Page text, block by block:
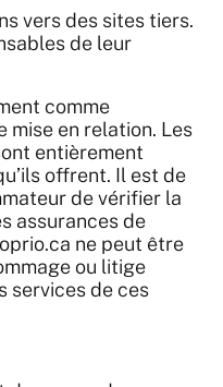
vers des sites tiers.
de leur
comme
en relation. Les
entièrement
offrent. Il est de
de vérifier la
assurances de
ne peut être
ou litige
services de ces